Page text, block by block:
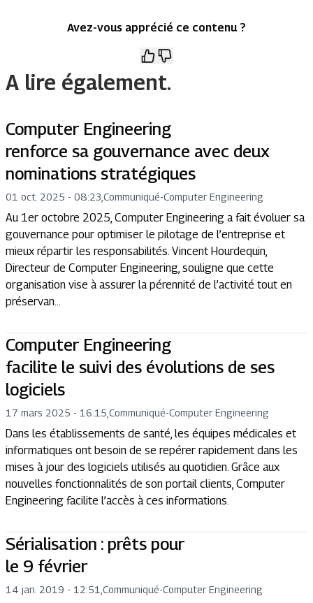
Avez-vous apprécié ce contenu ?
A lire également.
Computer Engineering
renforce sa gouvernance avec deux
nominations stratégiques
01 oct. 2025 - 08:23 Communiqué-Computer Engineering
Au 1er octobre 2025, Computer Engineering a fait évoluer sa
gouvernance pour optimiser le pilotage de l’entreprise et
mieux répartir les responsabilités. Vincent Hourdequin,
Directeur de Computer Engineering, souligne que cette
organisation vise à assurer la pérennité de l’activité tout en
préservan...
Computer Engineering
facilite le suivi des évolutions de ses
logiciels
17 mars 2025 - 16:15 Communiqué-Computer Engineering
Dans les établissements de santé, les équipes médicales et
informatiques ont besoin de se repérer rapidement dans les
mises à jour des logiciels utilisés au quotidien. Grâce aux
nouvelles fonctionnalités de son portail clients, Computer
Engineering facilite l’accès à ces informations.
Sérialisation : prêts pour
le 9 février
14 jan. 2019 - 12:51 Communiqué-Computer Engineering